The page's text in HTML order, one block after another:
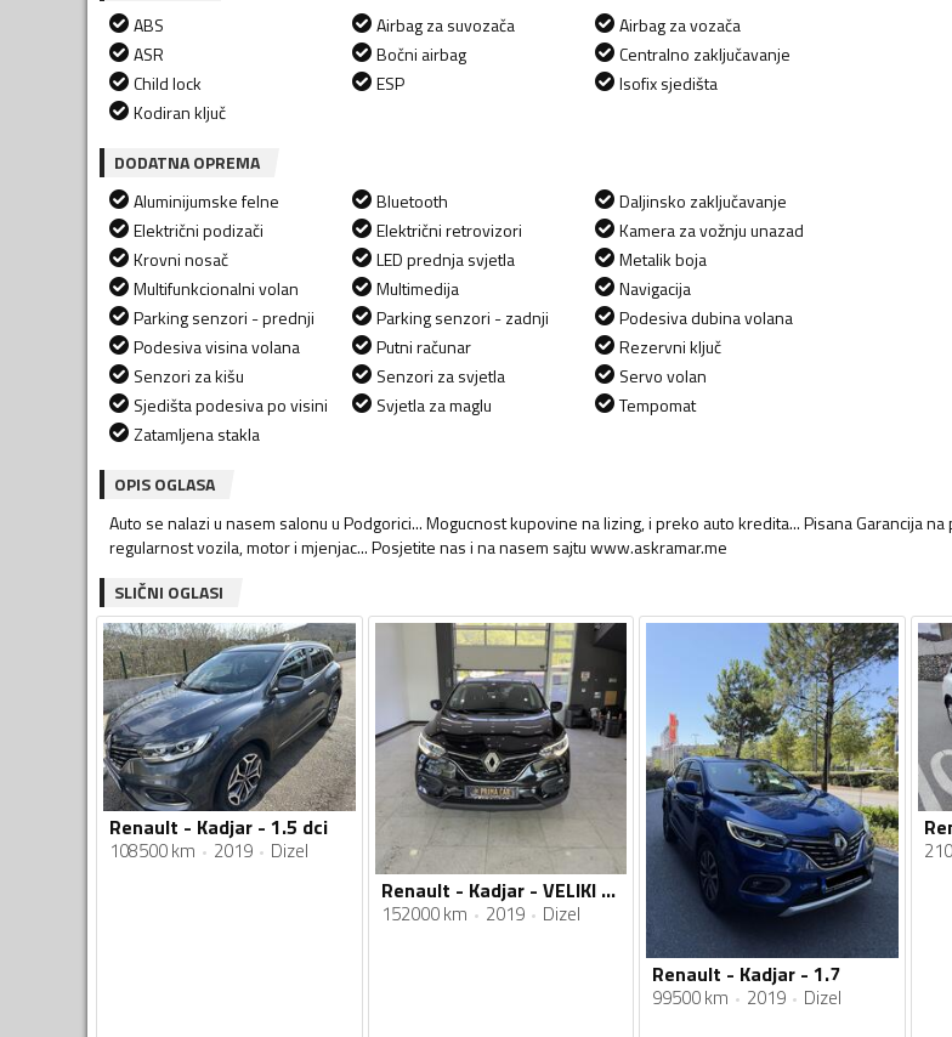
ABS
ASR
Child lock
Kodiran ključ
Airbag za suvozača
Bočni airbag
ESP
Airbag za vozača
Centralno zaključavanje
Isofix sjedišta
DODATNA OPREMA
Aluminijumske felne
Električni podizači
Krovni nosač
Multifunkcionalni volan
Parking senzori - prednji
Podesiva visina volana
Senzori za kišu
Sjedišta podesiva po visini
Zatamljena stakla
Bluetooth
Električni retrovizori
LED prednja svjetla
Multimedija
Parking senzori - zadnji
Putni računar
Senzori za svjetla
Svjetla za maglu
Daljinsko zaključavanje
Kamera za vožnju unazad
Metalik boja
Navigacija
Podesiva dubina volana
Rezervni ključ
Servo volan
Tempomat
OPIS OGLASA
Auto se nalazi u nasem salonu u Podgorici... Mogucnost kupovine na lizing, i preko auto kredita... Pisana Garancija
regularnost vozila, motor i mjenjac... Posjetite nas i na nasem sajtu www.askramar.me
SLIČNI OGLASI
Renault - Kadjar - 1.5 dci
108500 km 2019 Dizel
Renault - Kadjar - VELIKI SERVIS/AUTOMATIK
152000 km 2019 Dizel
Renault - Kadjar - 1.7
99500 km 2019 Dizel